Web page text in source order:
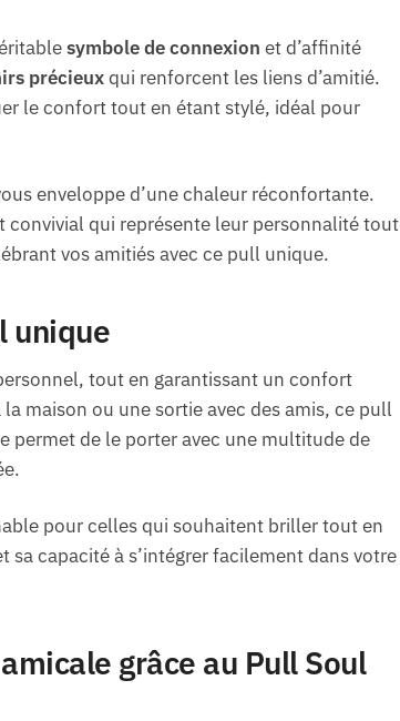
symbole de connexion et d’affinité
précieuxqui renforcent les liens d’amitié.
le confort tout en étant stylé, idéal pour
enveloppe d’une chaleur réconfortante.
convivial qui représente leur personnalité tout
vos amitiés avec ce pull unique.
unique
tout en garantissant un confort
maison ou une sortie avec des amis, ce pull
permet de le porter avec une multitude de
pour celles qui souhaitent briller tout en
sa capacité à s’intégrer facilement dans votre
grâce au Pull Soul